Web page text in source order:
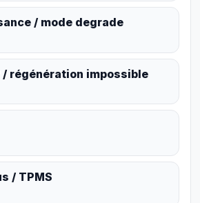
/ mode degrade
/ régénération impossible
/ TPMS